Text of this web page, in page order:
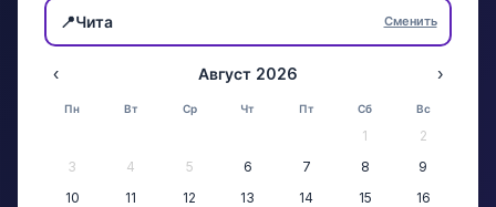
📍Чита Сменить
‹ Август 2026 ›
Пн Вт Ср Чт Пт Сб Вс
1
2
3
4 5 6 7 8
9
10
11 12 13 14 15
16